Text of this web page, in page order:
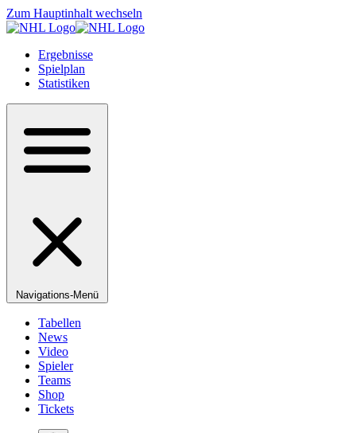
Zum Hauptinhalt wechseln
Ergebnisse
Spielplan
Statistiken
Navigations-Menü
Tabellen
News
Video
Spieler
Teams
Shop
Tickets